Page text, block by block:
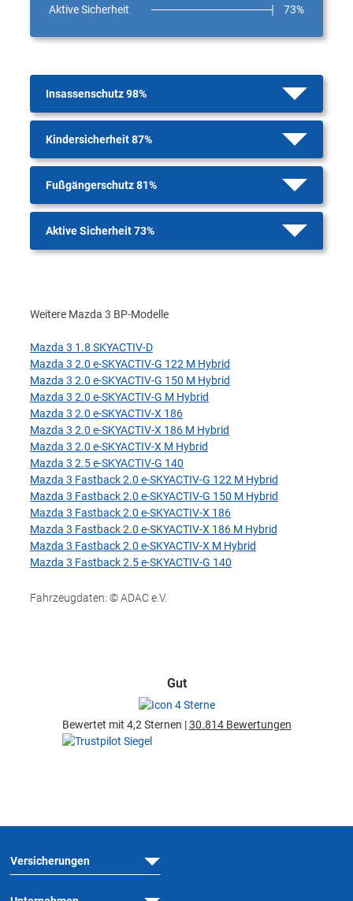
Aktive Sicherheit 73%
Insassenschutz 98%
Kindersicherheit 87%
Fußgängerschutz 81%
Aktive Sicherheit 73%
Weitere Mazda 3 BP-Modelle
Mazda 3 1.8 SKYACTIV-D
Mazda 3 2.0 e-SKYACTIV-G 122 M Hybrid
Mazda 3 2.0 e-SKYACTIV-G 150 M Hybrid
Mazda 3 2.0 e-SKYACTIV-G M Hybrid
Mazda 3 2.0 e-SKYACTIV-X 186
Mazda 3 2.0 e-SKYACTIV-X 186 M Hybrid
Mazda 3 2.0 e-SKYACTIV-X M Hybrid
Mazda 3 2.5 e-SKYACTIV-G 140
Mazda 3 Fastback 2.0 e-SKYACTIV-G 122 M Hybrid
Mazda 3 Fastback 2.0 e-SKYACTIV-G 150 M Hybrid
Mazda 3 Fastback 2.0 e-SKYACTIV-X 186
Mazda 3 Fastback 2.0 e-SKYACTIV-X 186 M Hybrid
Mazda 3 Fastback 2.0 e-SKYACTIV-X M Hybrid
Mazda 3 Fastback 2.5 e-SKYACTIV-G 140
Fahrzeugdaten: © ADAC e.V.
Gut
Bewertet mit 4,2 Sternen |30.814 Bewertungen
Versicherungen